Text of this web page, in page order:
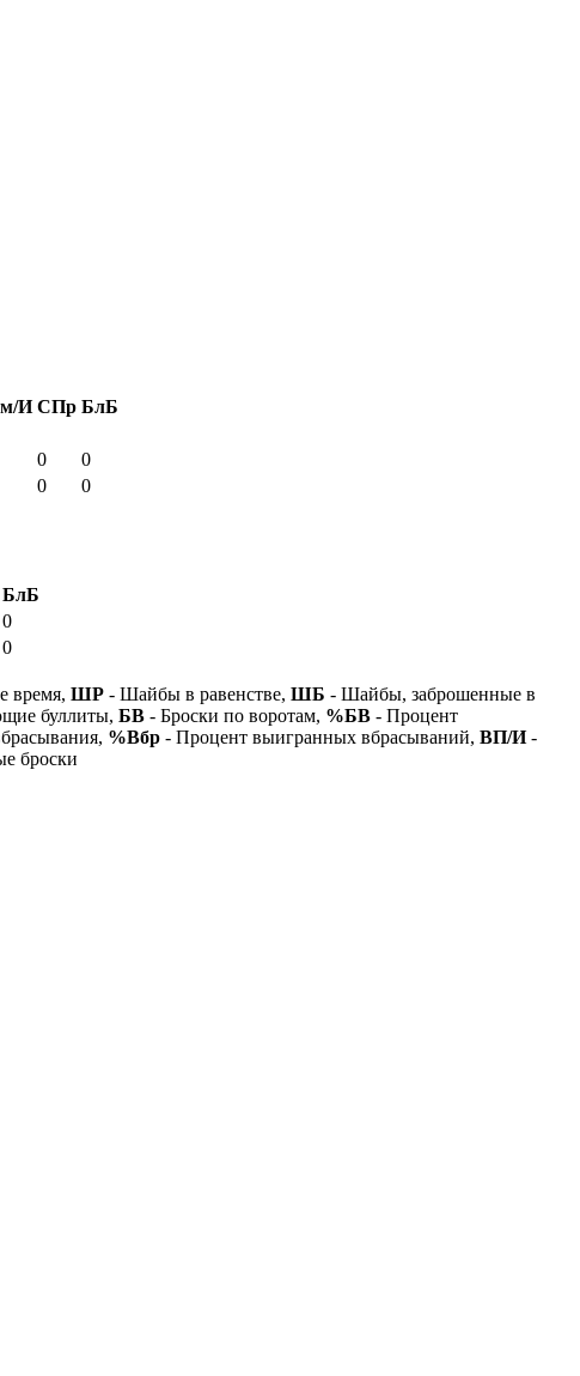
И СПр БлБ
0
0
0 0
БлБ
0
0
время, ШР - Шайбы в равенстве, ШБ - Шайбы, заброшенные в
буллиты, БВ - Броски по воротам, %БВ - Процент
%Вбр - Процент выигранных вбрасываний, ВП/И-
броски